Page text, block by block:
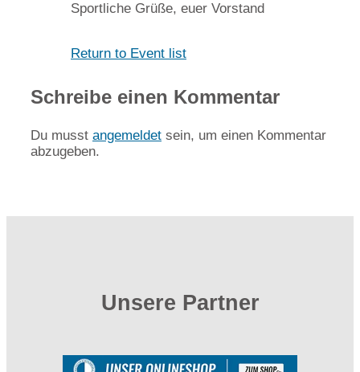
Sportliche Grüße, euer Vorstand
Return to Event list
Schreibe einen Kommentar
Du musst angemeldet sein, um einen Kommentar
abzugeben.
Unsere Partner